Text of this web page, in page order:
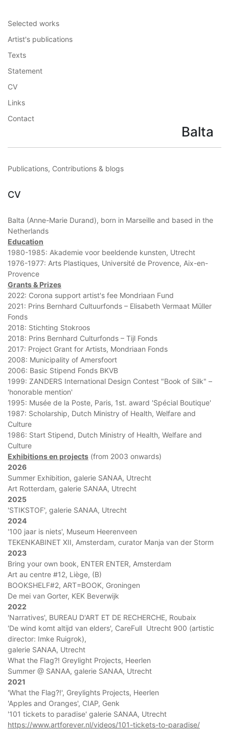
Selected works
Artist's publications
Texts
Statement
CV
Links
Contact
Balta
Publications, Contributions & blogs
CV
Balta (Anne-Marie Durand), born in Marseille and based in the
Netherlands
Education
1980-1985: Akademie voor beeldende kunsten, Utrecht
1976-1977: Arts Plastiques, Université de Provence, Aix-en-
Provence
Grants & Prizes
2022: Corona support artist's fee Mondriaan Fund
2021: Prins Bernhard Cultuurfonds – Elisabeth Vermaat Müller
Fonds
2018: Stichting Stokroos
2018: Prins Bernhard Culturfonds – Tijl Fonds
2017: Project Grant for Artists, Mondriaan Fonds
2008: Municipality of Amersfoort
2006: Basic Stipend Fonds BKVB
1999: ZANDERS International Design Contest "Book of Silk" –
'honorable mention'
1995: Musée de la Poste, Paris, 1st. award 'Spécial Boutique'
1987: Scholarship, Dutch Ministry of Health, Welfare and
Culture
1986: Start Stipend, Dutch Ministry of Health, Welfare and
Culture
Exhibitions en projects (from 2003 onwards)
2026
Summer Exhibition, galerie SANAA, Utrecht
Art Rotterdam, galerie SANAA, Utrecht
2025
'STIKSTOF', galerie SANAA, Utrecht
2024
'100 jaar is niets', Museum Heerenveen
TEKENKABINET XII, Amsterdam, curator Manja van der Storm
2023
Bring your own book, ENTER ENTER, Amsterdam
Art au centre #12, Liège, (B)
BOOKSHELF#2, ART=BOOK, Groningen
De mei van Gorter, KEK Beverwijk
2022
'Narratives', BUREAU D'ART ET DE RECHERCHE, Roubaix
'De wind komt altijd van elders', CareFull Utrecht 900 (artistic
director: Imke Ruigrok),
galerie SANAA, Utrecht
What the Flag?! Greylight Projects, Heerlen
Summer @ SANAA, galerie SANAA, Utrecht
2021
'What the Flag?!', Greylights Projects, Heerlen
'Apples and Oranges', CIAP, Genk
'101 tickets to paradise' galerie SANAA, Utrecht
https://www.artforever.nl/videos/101-tickets-to-paradise/